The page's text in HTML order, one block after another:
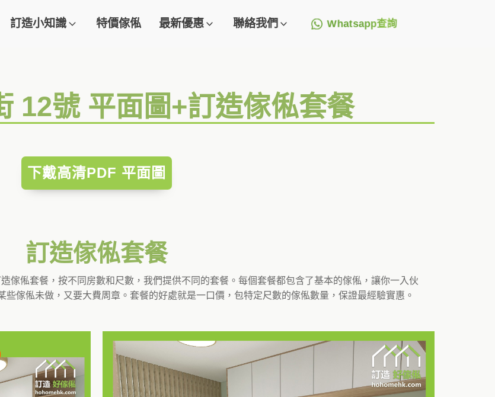
訂造小知識 特價傢俬 最新優惠 聯絡我們 Whatsapp查詢
12號 平面圖+訂造傢俬套餐
下戴高清PDF 平面圖
訂造傢俬套餐
傢俬套餐，按不同房數和尺數，我們提供不同的套餐。每個套餐都包含了基本的傢俬，讓你一入伙
傢俬未做，又要大費周章。套餐的好處就是一口價，包特定尺數的傢俬數量，保證最經驗實惠。